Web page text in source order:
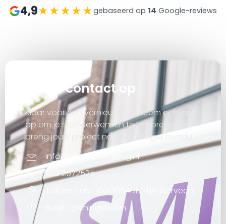
4,9★★★★★gebaseerd op 14 Google-reviews
Neem contact op
Klaar voor een vernieuwing? Neem contact
op om je stoffeerwensen te bespreken en
breng jouw project naar een hoger niveau.
info@smits-stoffering.nl
033 2572525
Talmastraat 10a 3864DE, Nijkerkerveen
Bekijk openingstijden